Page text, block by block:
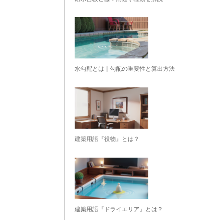
水勾配とは｜勾配の重要性と算出方法
建築用語『役物』とは？
建築用語『ドライエリア』とは？